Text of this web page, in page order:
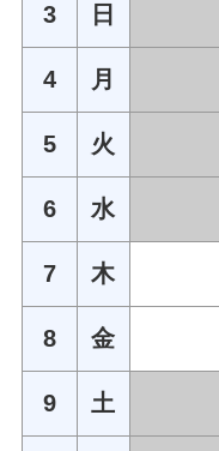
3 日
4 月
5 火
6 水
7 木
8 金
9 土